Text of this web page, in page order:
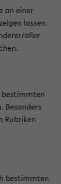
an einer
lassen.
aller
bestimmten
Besonders
Rubriken
bestimmten